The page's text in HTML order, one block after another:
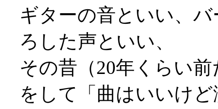
ギターの音といい、
ろした声といい、
その昔（20年くらい
をして「曲はいいけ